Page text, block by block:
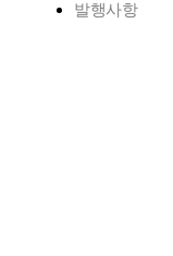
발행사항